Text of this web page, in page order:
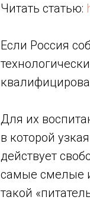
Читать статью:
Если Россия
Для их
в которой
действует
самые смелые
такой